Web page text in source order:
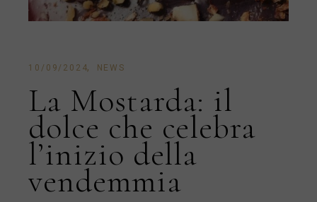
10/09/2024 NEWS
La Mostarda: il
dolce che celebra
l’inizio della
vendemmia